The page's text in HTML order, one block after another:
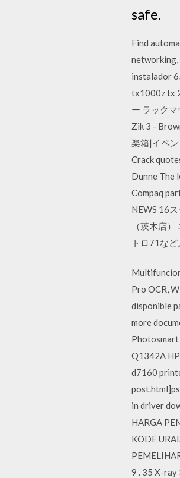
safe.
Find
networking,
instalador
tx1000z tx
ー ラック
Zik 3 -
楽箱|イベ
Crack
Dunne The
Compaq
NEWS 16
（茨木店
トロ71など
Pro OCR,
disponible
more
Q1342A
d7160
in driver
HARGA
KODE
9 . 35 X-ray